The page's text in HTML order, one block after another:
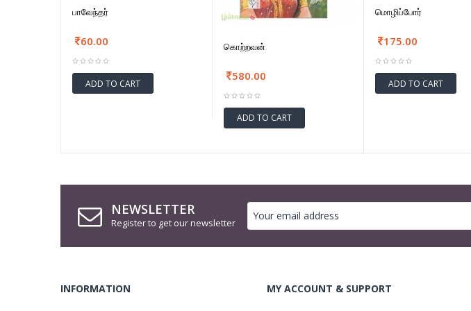
பாவேந்தர்
60.00
ADD TO CART
கொற்றவன்
580.00
ADD TO CART
மொழிப்போர்
175.00
ADD TO CART
NEWSLETTER
Register to get our newsletter
INFORMATION MY ACCOUNT & SUPPORT